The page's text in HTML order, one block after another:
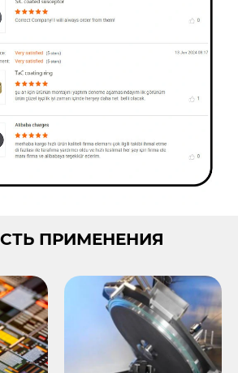
ПРИМЕНЕНИЯ